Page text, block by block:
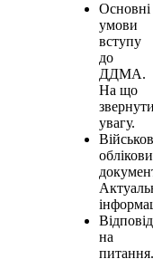
Основні
умови
вступу
до
ДДМА.
На що
увагу.
на
питання.